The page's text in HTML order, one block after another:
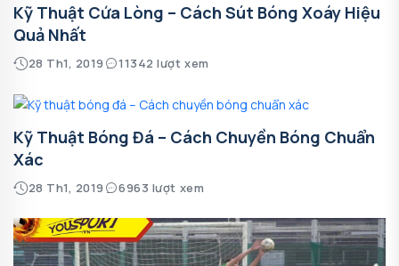
Kỹ Thuật Cứa Lòng – Cách Sút Bóng Xoáy Hiệu
Quả Nhất
28 Th1, 2019 11342 lượt xem
Kỹ Thuật Bóng Đá – Cách Chuyền Bóng Chuẩn
Xác
28 Th1, 2019 6963 lượt xem